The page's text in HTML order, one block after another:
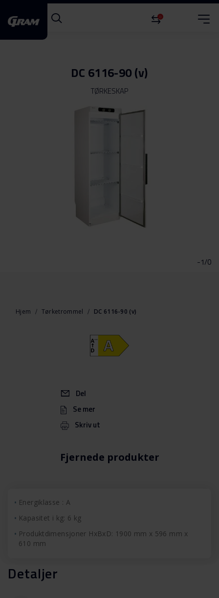
0
DC 6116-90 (v)
TØRKESKAP
-1/0
Hjem Tørketrommel DC 6116-90 (v)
Fjernede produkter
Del
Se mer
Skriv ut
Energiklasse : A
Kapasitet i kg: 6 kg
Produktdimensjoner HxBxD: 1900 mm x 596 mm x
610 mm
Detaljer